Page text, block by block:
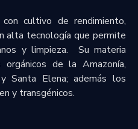
cultivo de rendimiento,
alta tecnología que permite
y limpieza. Su materia
de la Amazonía,
y Santa Elena; además los
y transgénicos.